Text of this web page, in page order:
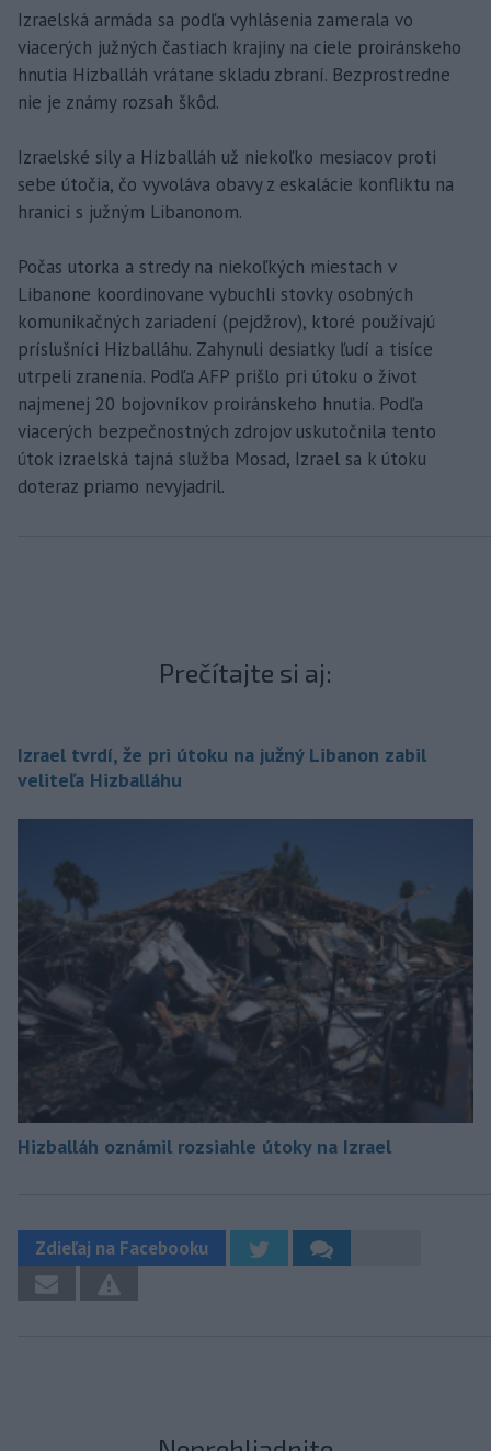
Izraelská armáda sa podľa vyhlásenia zamerala vo
viacerých južných častiach krajiny na ciele proiránskeho
hnutia Hizballáh vrátane skladu zbraní. Bezprostredne
nie je známy rozsah škôd.
Izraelské sily a Hizballáh už niekoľko mesiacov proti
sebe útočia, čo vyvoláva obavy z eskalácie konfliktu na
hranici s južným Libanonom.
Počas utorka a stredy na niekoľkých miestach v
Libanone koordinovane vybuchli stovky osobných
komunikačných zariadení (pejdžrov), ktoré používajú
príslušníci Hizballáhu. Zahynuli desiatky ľudí a tisíce
utrpeli zranenia. Podľa AFP prišlo pri útoku o život
najmenej 20 bojovníkov proiránskeho hnutia. Podľa
viacerých bezpečnostných zdrojov uskutočnila tento
útok izraelská tajná služba Mosad, Izrael sa k útoku
doteraz priamo nevyjadril.
Prečítajte si aj:
Izrael tvrdí, že pri útoku na južný Libanon zabil
veliteľa Hizballáhu
Hizballáh oznámil rozsiahle útoky na Izrael
Zdieľaj na Facebooku